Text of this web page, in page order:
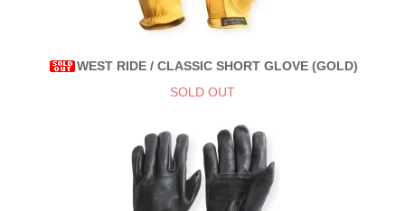
WEST RIDE / CLASSIC SHORT GLOVE (GOLD)
SOLD OUT